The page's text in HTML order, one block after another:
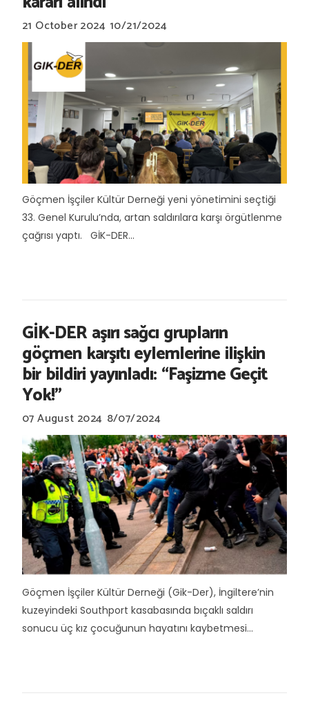
21 October 2024 10/21/2024
Göçmen İşçiler Kültür Derneği yeni yönetimini seçtiği
33. Genel Kurulu’nda, artan saldırılara karşı örgütlenme
çağrısı yaptı. GİK-DER...
GİK-DER aşırı sağcı grupların
göçmen karşıtı eylemlerine ilişkin
bir bildiri yayınladı: “Faşizme Geçit
Yok!”
07 August 2024 8/07/2024
Göçmen İşçiler Kültür Derneği (Gik-Der), İngiltere’nin
kuzeyindeki Southport kasabasında bıçaklı saldırı
sonucu üç kız çocuğunun hayatını kaybetmesi...